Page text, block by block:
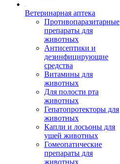
Ветеринарная аптека
Противопаразитарные
препараты для
животных
Антисептики и
дезинфицирующие
средства
Витамины для
животных
Для полости рта
животных
Гепатопротекторы для
животных
Капли и лосьоны для
ушей животных
Гомеопатические
препараты для
животных